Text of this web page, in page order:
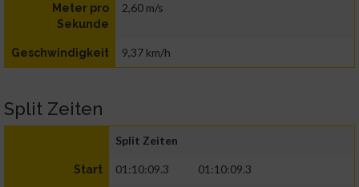
Meter pro
Sekunde
2,60 m/s
Geschwindigkeit 9,37 km/h
Split Zeiten
Split Zeiten
Start 01:10:09.3 01:10:09.3